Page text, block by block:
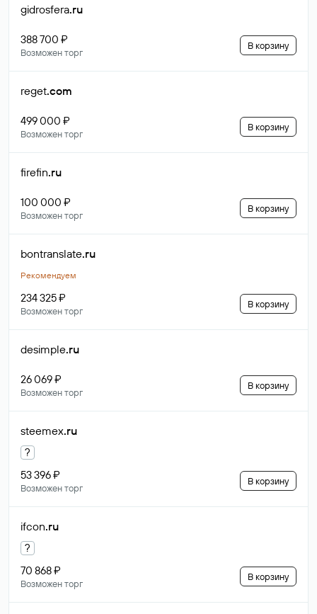
gidrosfera.ru
388 700 ₽
Возможен торг
В корзину
reget.com
499 000 ₽
Возможен торг
В корзину
firefin.ru
100 000 ₽
Возможен торг
В корзину
bontranslate.ru
Рекомендуем
234 325 ₽
Возможен торг
В корзину
desimple.ru
26 069 ₽
Возможен торг
В корзину
steemex.ru
?
53 396 ₽
Возможен торг
В корзину
ifcon.ru
?
70 868 ₽
Возможен торг
В корзину